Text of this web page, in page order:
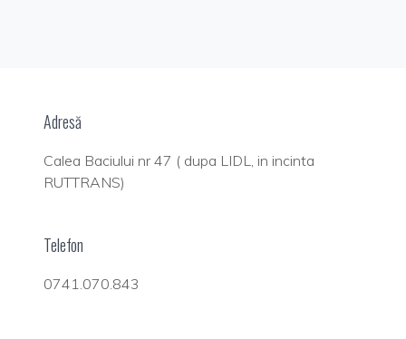
Adresă
Calea Baciului nr 47 ( dupa LIDL, in incinta
RUTTRANS)
Telefon
0741.070.843